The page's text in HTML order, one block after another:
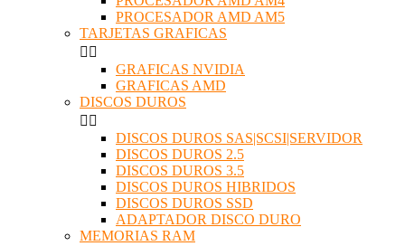
PROCESADOR AMD AM5
TARJETAS GRAFICAS
 
GRAFICAS NVIDIA
GRAFICAS AMD
DISCOS DUROS
 
DISCOS DUROS SAS|SCSI|SERVIDOR
DISCOS DUROS 2.5
DISCOS DUROS 3.5
DISCOS DUROS HIBRIDOS
DISCOS DUROS SSD
ADAPTADOR DISCO DURO
MEMORIAS RAM